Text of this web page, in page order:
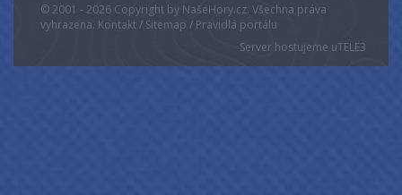
© 2001 - 2026 Copyright by NašeHory.cz. Všechna práva
vyhrazena. Kontakt / Sitemap / Pravidlá portálu
Server hostujeme uTELE3